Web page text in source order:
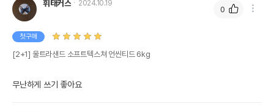
휘태커스 2024.10.19
첫구매
[2+1] 울트라샌드 소프트텍스쳐 언씬티드 6kg
무난하게 쓰기 좋아요
0